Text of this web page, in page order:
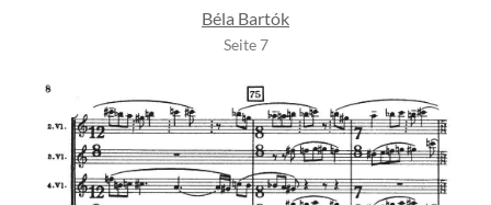
Béla Bartók
Seite 7